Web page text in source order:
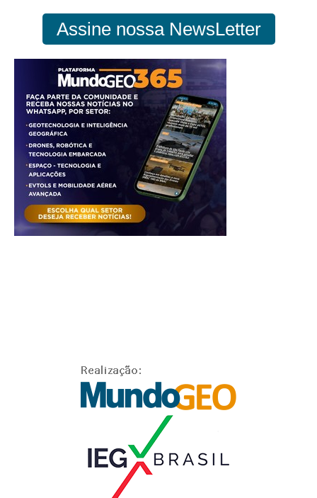
Assine nossa NewsLetter